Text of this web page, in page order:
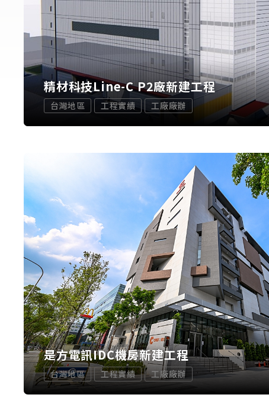
精材科技Line-C P2廠新建工程
台灣地區 工程實績 工廠廠辦
是方電訊IDC機房新建工程
台灣地區 工程實績 工廠廠辦